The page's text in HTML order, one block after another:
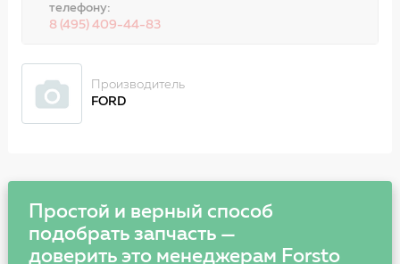
телефону:
8 (495) 409-44-83
Производитель
FORD
Простой и верный способ
подобрать запчасть —
доверить это менеджерам Forsto